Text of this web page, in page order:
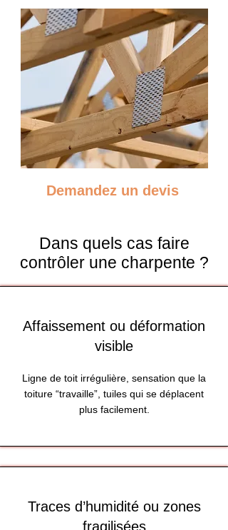
Demandez un devis
Dans quels cas faire
contrôler une charpente ?
Affaissement ou déformation
visible
Ligne de toit irrégulière, sensation que la
toiture “travaille”, tuiles qui se déplacent
plus facilement.
Traces d’humidité ou zones
fragilisées